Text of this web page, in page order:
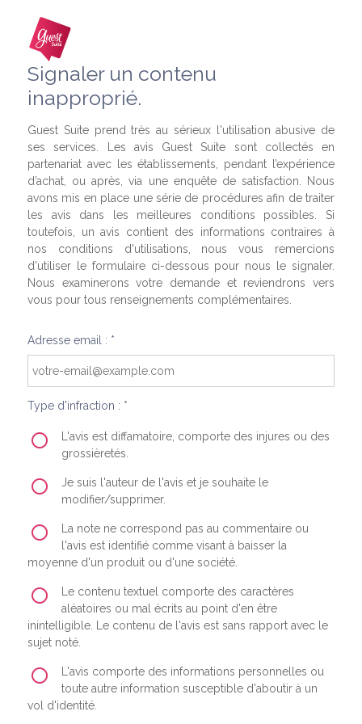
Signaler un contenu
inapproprié.
Guest Suite prend très au sérieux l'utilisation abusive de
ses services. Les avis Guest Suite sont collectés en
partenariat avec les établissements, pendant l’expérience
d’achat, ou après, via une enquête de satisfaction. Nous
avons mis en place une série de procédures afin de traiter
les avis dans les meilleures conditions possibles. Si
toutefois, un avis contient des informations contraires à
nos conditions d'utilisations, nous vous remercions
d'utiliser le formulaire ci-dessous pour nous le signaler.
Nous examinerons votre demande et reviendrons vers
vous pour tous renseignements complémentaires.
Adresse email : *
Type d'infraction : *
L'avis est diffamatoire, comporte des injures ou des
grossièretés.
Je suis l'auteur de l'avis et je souhaite le
modifier/supprimer.
La note ne correspond pas au commentaire ou
l'avis est identifié comme visant à baisser la
moyenne d'un produit ou d'une société.
Le contenu textuel comporte des caractères
aléatoires ou mal écrits au point d'en être
inintelligible. Le contenu de l'avis est sans rapport avec le
sujet noté.
L'avis comporte des informations personnelles ou
toute autre information susceptible d'aboutir à un
vol d'identité.